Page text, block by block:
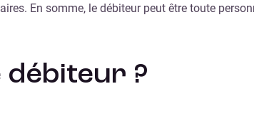
En somme, le débiteur peut être toute
débiteur ?